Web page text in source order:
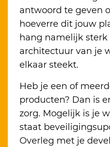
antwoord te geven
hoeverre dit jouw
hang namelijk sterk
architectuur van je
elkaar steekt.
Heb je een of
producten? Dan is
zorg. Mogelijk is je
staat
Overleg met je